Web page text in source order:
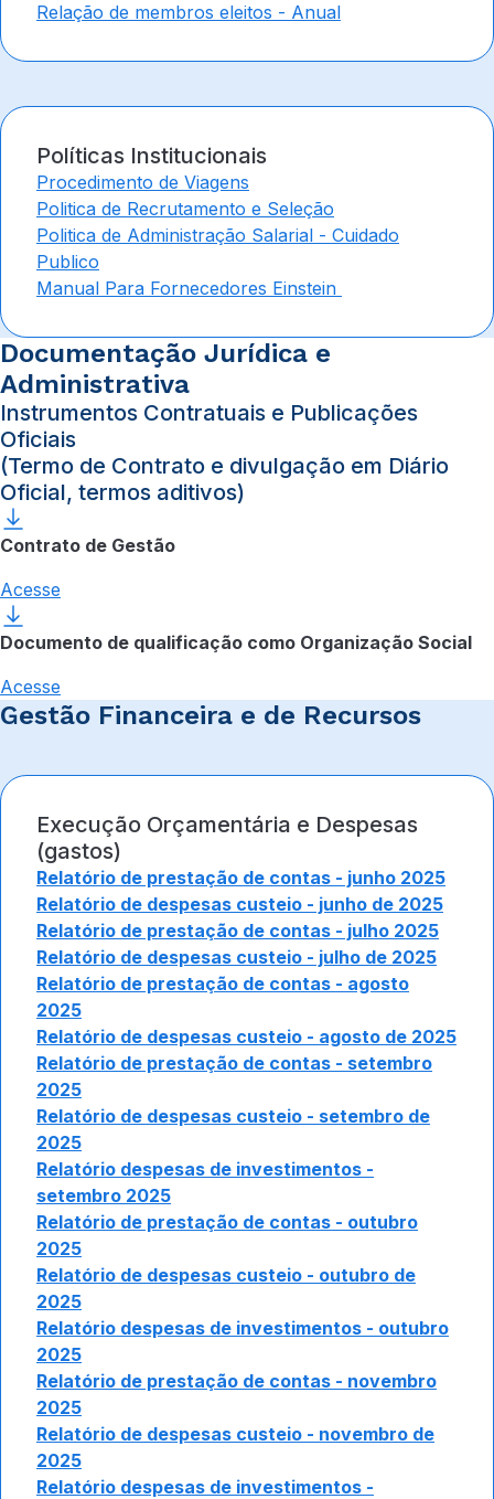
Relação de membros eleitos - Anual
Políticas Institucionais
Procedimento de Viagens
Politica de Recrutamento e Seleção
Politica de Administração Salarial - Cuidado
Publico
Manual Para Fornecedores Einstein
Documentação Jurídica e
Administrativa
Instrumentos Contratuais e Publicações
Oficiais
(Termo de Contrato e divulgação em Diário
Oficial, termos aditivos)
Contrato de Gestão
Acesse
Documento de qualificação como Organização Social
Acesse
Gestão Financeira e de Recursos
Execução Orçamentária e Despesas
(gastos)
Relatório de prestação de contas - junho 2025
Relatório de despesas custeio - junho de 2025
Relatório de prestação de contas - julho 2025
Relatório de despesas custeio - julho de 2025
Relatório de prestação de contas - agosto
2025
Relatório de despesas custeio - agosto de 2025
Relatório de prestação de contas - setembro
2025
Relatório de despesas custeio - setembro de
2025
Relatório despesas de investimentos -
setembro 2025
Relatório de prestação de contas - outubro
2025
Relatório de despesas custeio - outubro de
2025
Relatório despesas de investimentos - outubro
2025
Relatório de prestação de contas - novembro
2025
Relatório de despesas custeio - novembro de
2025
Relatório despesas de investimentos -